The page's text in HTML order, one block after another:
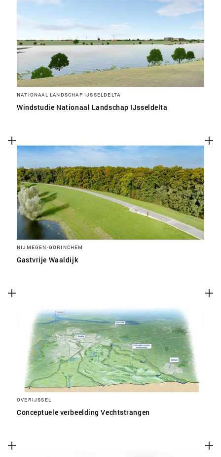
NATIONAAL LANDSCHAP IJSSELDELTA
Windstudie Nationaal Landschap IJsseldelta
NIJMEGEN-GORINCHEM
Gastvrije Waaldijk
OVERIJSSEL
Conceptuele verbeelding Vechtstrangen